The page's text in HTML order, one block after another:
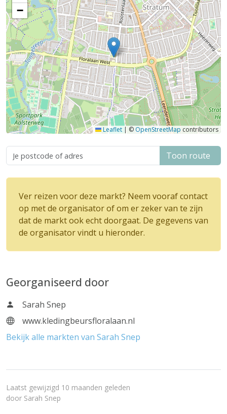
−
Leaflet | © OpenStreetMap contributors
Toon route
Ver reizen voor deze markt? Neem vooraf contact
op met de organisator of om er zeker van te zijn
dat de markt ook echt doorgaat. De gegevens van
de organisator vindt u hieronder.
Georganiseerd door
Sarah Snep
www.kledingbeursfloralaan.nl
Bekijk alle markten van Sarah Snep
Laatst gewijzigd 10 maanden geleden
door Sarah Snep